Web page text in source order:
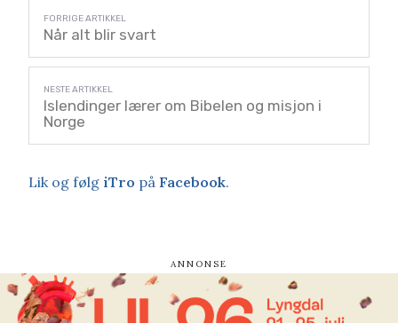
Når alt blir svart
Islendinger lærer om Bibelen og misjon i
Norge
Lik og følg iTro på Facebook.